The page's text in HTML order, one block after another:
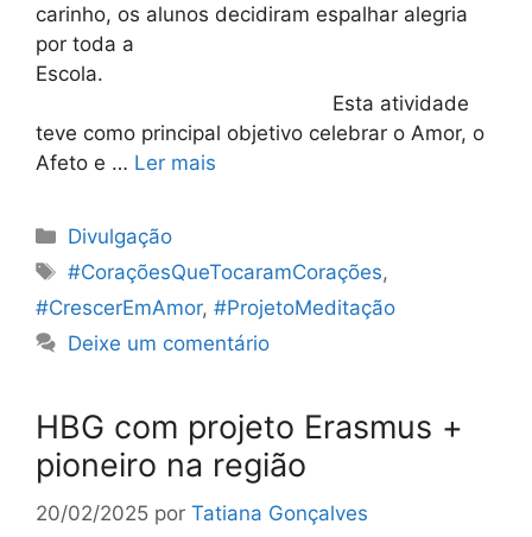
carinho, os alunos decidiram espalhar alegria
por toda a
Escola.
Esta atividade
teve como principal objetivo celebrar o Amor, o
Afeto e … Ler mais
Categorias
Divulgação
Etiquetas
#CoraçõesQueTocaramCorações,
#CrescerEmAmor, #ProjetoMeditação
Deixe um comentário
HBG com projeto Erasmus +
pioneiro na região
20/02/2025 por Tatiana Gonçalves